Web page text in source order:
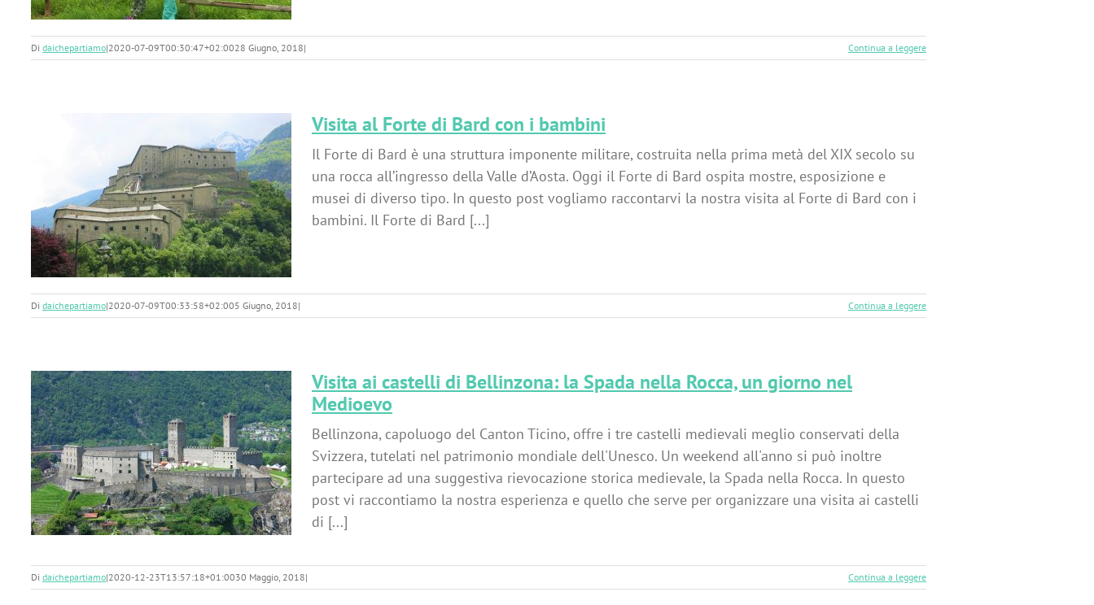
Di daichepartiamo|2020-07-09T00:30:47+02:0028 Giugno, 2018| Continua a leggere
Visita al Forte di Bard con i bambini
Il Forte di Bard è una struttura imponente militare, costruita nella prima metà del XIX secolo su
una rocca all’ingresso della Valle d’Aosta. Oggi il Forte di Bard ospita mostre, esposizione e
musei di diverso tipo. In questo post vogliamo raccontarvi la nostra visita al Forte di Bard con i
bambini. Il Forte di Bard [...]
Di daichepartiamo|2020-07-09T00:33:58+02:005 Giugno, 2018| Continua a leggere
Visita ai castelli di Bellinzona: la Spada nella Rocca, un giorno nel
Medioevo
Bellinzona, capoluogo del Canton Ticino, offre i tre castelli medievali meglio conservati della
Svizzera, tutelati nel patrimonio mondiale dell'Unesco. Un weekend all'anno si può inoltre
partecipare ad una suggestiva rievocazione storica medievale, la Spada nella Rocca. In questo
post vi raccontiamo la nostra esperienza e quello che serve per organizzare una visita ai castelli
di [...]
Di daichepartiamo|2020-12-23T13:57:18+01:0030 Maggio, 2018| Continua a leggere